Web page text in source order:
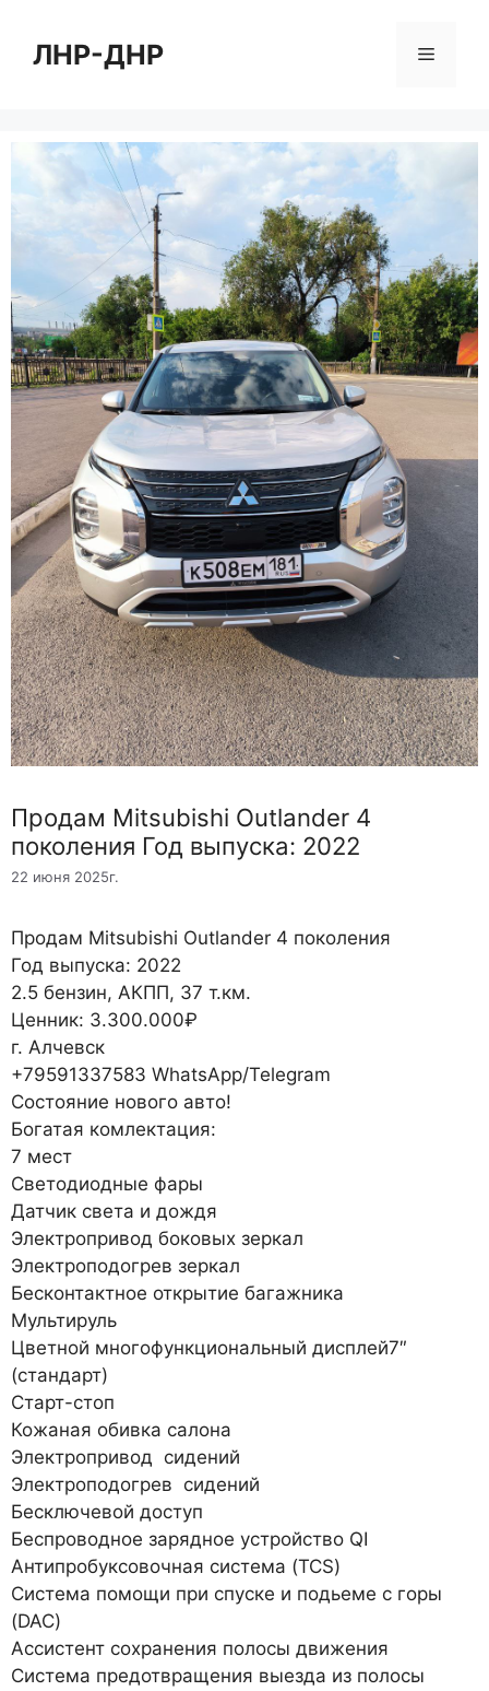
содержимому
ЛНР-ДНР Меню
Продам Mitsubishi Outlander 4
поколения Год выпуска: 2022
22 июня 2025г.
Продам Mitsubishi Outlander 4 поколения
Год выпуска: 2022
2.5 бензин, АКПП, 37 т.км.
Ценник: 3.300.000₽
г. Алчевск
+79591337583 WhatsApp/Telegram
Состояние нового авто!
Богатая комлектация:
7 мест
Светодиодные фары
Датчик света и дождя
Электропривод боковых зеркал
Электроподогрев зеркал
Бесконтактное открытие багажника
Мультируль
Цветной многофункциональный дисплей7″
(стандарт)
Старт-стоп
Кожаная обивка салона
Электропривод сидений
Электроподогрев сидений
Бесключевой доступ
Беспроводное зарядное устройство QI
Антипробуксовочная система (TCS)
Система помощи при спуске и подьеме с горы
(DAC)
Ассистент сохранения полосы движения
Система предотвращения выезда из полосы